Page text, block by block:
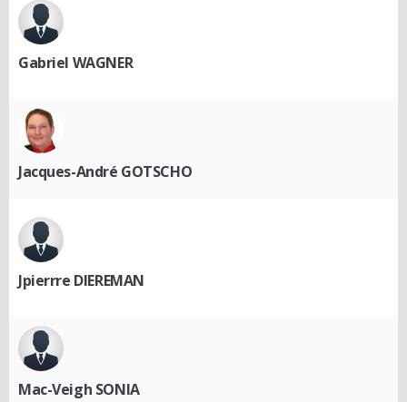
Gabriel WAGNER
Jacques-André GOTSCHO
Jpierrre DIEREMAN
Mac-Veigh SONIA